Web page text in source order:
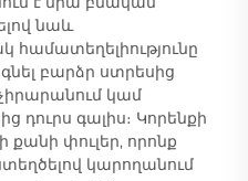
նաև
համատեղելիությունը
բարձր ստրեսից
կամ
դուրս գալիս։ Կորենքի
քանի փուլեր, որոնք
կարողանում